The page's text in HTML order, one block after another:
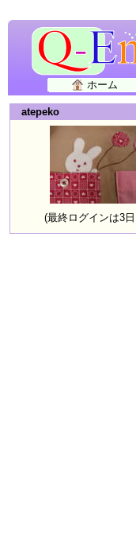
ホーム
atepeko
(最終ログインは3